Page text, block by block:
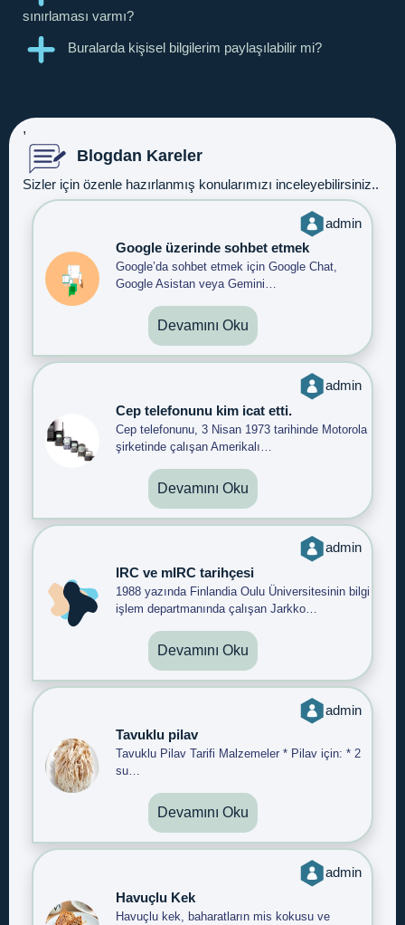
sınırlaması varmı?
Buralarda kişisel bilgilerim paylaşılabilir mi?
,
Blogdan Kareler
Sizler için özenle hazırlanmış konularımızı inceleyebilirsiniz..
admin
Google üzerinde sohbet etmek
Google’da sohbet etmek için Google Chat,
Google Asistan veya Gemini…
Devamını Oku
admin
Cep telefonunu kim icat etti.
Cep telefonunu, 3 Nisan 1973 tarihinde Motorola
şirketinde çalışan Amerikalı…
Devamını Oku
admin
IRC ve mIRC tarihçesi
1988 yazında Finlandia Oulu Üniversitesinin bilgi
işlem departmanında çalışan Jarkko…
Devamını Oku
admin
Tavuklu pilav
Tavuklu Pilav Tarifi Malzemeler * Pilav için: * 2
su…
Devamını Oku
admin
Havuçlu Kek
Havuçlu kek, baharatların mis kokusu ve